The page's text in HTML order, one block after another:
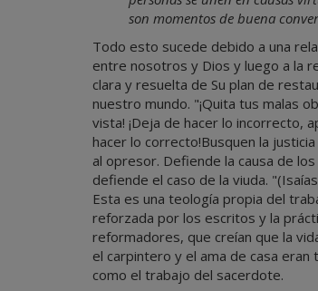
son momentos de buena
Todo esto sucede debido a una
entre nosotros y Dios y luego a la
clara y resuelta de Su plan de
nuestro mundo. "¡Quita tus malas
vista! ¡Deja de hacer lo incorrecto,
hacer lo correcto!Busquen la
al opresor. Defiende la causa de
defiende el caso de la viuda.
Esta es una teología propia del
reforzada por los escritos y la
reformadores, que creían que la
el carpintero y el ama de casa eran
como el trabajo del sacerdote.